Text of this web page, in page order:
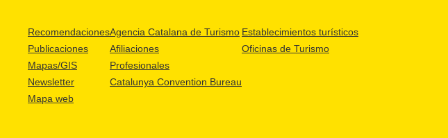
Recomendaciones
Publicaciones
Mapas/GIS
Newsletter
Mapa web
Agencia Catalana de Turismo
Afiliaciones
Profesionales
Catalunya Convention Bureau
Establecimientos turísticos
Oficinas de Turismo